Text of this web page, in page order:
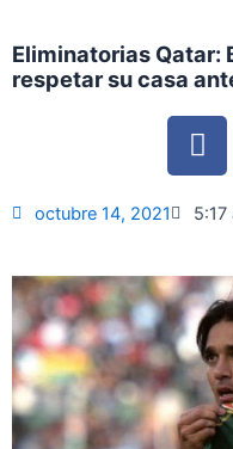
Eliminatorias Qatar:
respetar su casa
F
a
c
e
o
k
octubre 14, 2021 5:17